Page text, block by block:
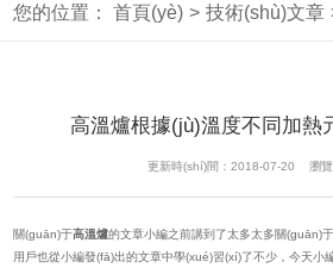
您的位置：首頁(yè) > 技術(shù)文章
高溫爐根據(jù)溫度不同加熱
更新時(shí)間：2018-07-20 瀏
關(guān)于高溫爐的文章小編之前講到了太多太多關(guān)
用戶也從小編發(fā)出的文章中學(xué)習(xí)了不少，今天